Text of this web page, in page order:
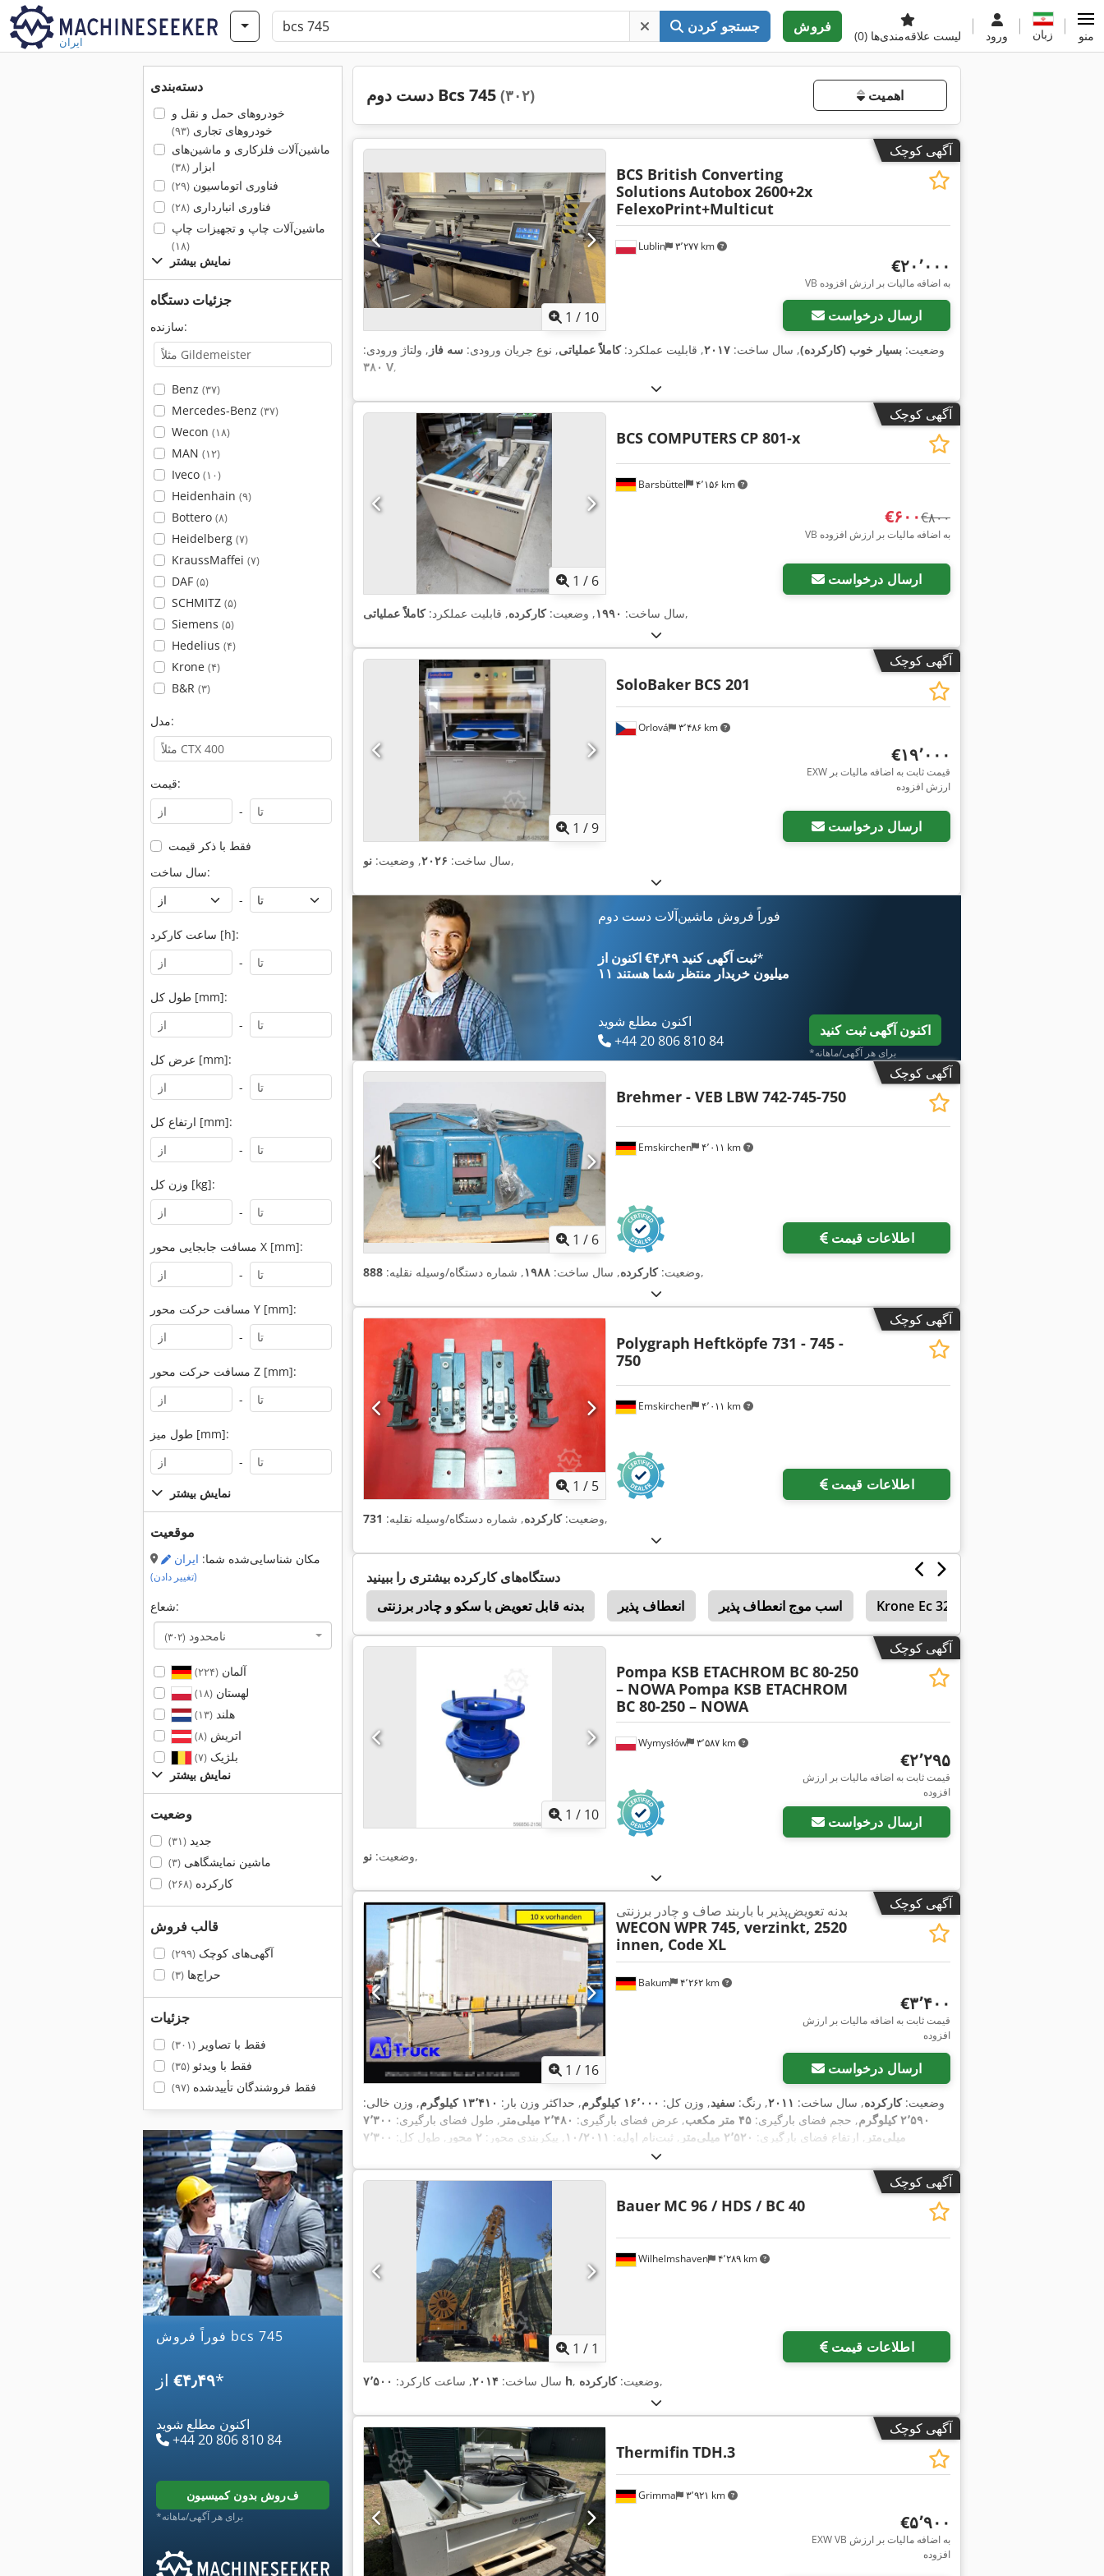
ایران
جستجو کردن فروش
لیست علاقه‌مندی‌ها (0) ورود زبان منو
دسته‌بندی
خودروهای حمل و نقل و
خودروهای تجاری(۹۳)
ماشین‌آلات فلزکاری و ماشین‌های
ابزار(۳۸)
فناوری اتوماسیون(۲۹)
فناوری انبارداری(۲۸)
ماشین‌آلات چاپ و تجهیزات چاپ
(۱۸)
نمایش بیشتر
جزئیات دستگاه
سازنده:
Benz (۳۷)
Mercedes-Benz (۳۷)
Wecon (۱۸)
MAN (۱۲)
Iveco (۱۰)
Heidenhain (۹)
Bottero (۸)
Heidelberg (۷)
KraussMaffei (۷)
DAF (۵)
SCHMITZ (۵)
Siemens (۵)
Hedelius (۴)
Krone (۴)
B&R (۳)
مدل:
قیمت:
-
فقط با ذکر قیمت
سال ساخت:
-
ساعت کارکرد [h]:
-
طول کل [mm]:
-
عرض کل [mm]:
-
ارتفاع کل [mm]:
-
وزن کل [kg]:
-
مسافت جابجایی محور X [mm]:
-
مسافت حرکت محور Y [mm]:
-
مسافت حرکت محور Z [mm]:
-
طول میز [mm]:
-
نمایش بیشتر
موقعیت
مکان شناسایی‌شده شما: ایران
(تغییر دادن)
شعاع:
نامحدود (۳۰۲)
آلمان(۲۲۴)
لهستان(۱۸)
هلند(۱۳)
اتریش(۸)
بلژیک(۷)
نمایش بیشتر
وضعیت
جدید(۳۱)
ماشین نمایشگاهی(۳)
کارکرده(۲۶۸)
قالب فروش
آگهی‌های کوچک(۲۹۹)
حراج‌ها(۳)
جزئیات
فقط با تصاویر(۳۰۱)
فقط با ویدئو(۳۵)
فقط فروشندگان تأییدشده(۹۷)
فوراً فروش bcs 745
‎€۴٫۴۹*
اکنون مطلع شوید
+44 20 806 810 84
فروش بدون کمیسیون
*برای هر آگهی/ماهانه
دست دوم Bcs 745 (۳۰۲) اهمیت
آگهی کوچک
1 / 10
Lublin ۳٬۲۷۷ km
BCS British Converting
SolutionsAutobox 2600+2x
FelexoPrint+Multicut
‎€۲۰٬۰۰۰
VB به اضافه مالیات بر ارزش افزوده
ارسال درخواست
وضعیت: بسیار خوب (کارکرده), سال ساخت: ۲۰۱۷, قابلیت عملکرد:کاملاً عملیاتی, نوع جریان ورودی: سه فاز , ولتاژ ورودی:
۳۸۰ V,
آگهی کوچک
1 / 6
Barsbüttel ۴٬۱۵۶ km
BCS COMPUTERS CP 801-x
‎€۶۰۰‎€۸۰۰
VB به اضافه مالیات بر ارزش افزوده
ارسال درخواست
سال ساخت: ۱۹۹۰, وضعیت:کارکرده, قابلیت عملکرد:کاملاً عملیاتی ,
آگهی کوچک
1 /9
Orlová ۳٬۴۸۶ km
SoloBaker BCS 201
‎€۱۹٬۰۰۰
EXW قیمت ثابت به اضافه مالیات بر
ارزش افزوده
ارسال درخواست
سال ساخت: ۲۰۲۶, وضعیت: نو ,
فوراً فروش ماشین‌آلات دست دوم
اکنون از ‎€۴٫۴۹ ثبت آگهی کنید*
۱۱ میلیون خریدار منتظر شما هستند
اکنون مطلع شوید
+44 20 806 810 84
اکنون آگهی ثبت کنید
*برای هر آگهی/ماهانه
آگهی کوچک
1 / 6
Emskirchen ۴٬۰۱۱ km
Brehmer - VEB LBW 742-745-750
اطلاعات قیمت
وضعیت:کارکرده, سال ساخت: ۱۹۸۸, شماره دستگاه/وسیله نقلیه: 888 ,
آگهی کوچک
1 / 5
Emskirchen ۴٬۰۱۱ km
Polygraph Heftköpfe 731 - 745 -
750
اطلاعات قیمت
وضعیت:کارکرده, شماره دستگاه/وسیله نقلیه: 731 ,
دستگاه‌های کارکرده بیشتری را ببینید
بدنه قابل تعویض با سکو و چادر برزنتی
انعطاف پذیر اسب موج انعطاف پذیر Krone Ec 320
International 1700
آگهی کوچک
1 / 10
Wymysłów ۳٬۵۸۷ km
Pompa KSB ETACHROM BC 80-250
– NOWA Pompa KSB ETACHROM
BC 80-250 – NOWA
‎€۲٬۲۹۵
قیمت ثابت به اضافه مالیات بر ارزش
افزوده
ارسال درخواست
وضعیت: نو ,
آگهی کوچک
1 / 16
Bakum ۴٬۲۶۲ km
بدنه تعویض‌پذیر با باربند صاف و چادر برزنتی
WECON WPR 745, verzinkt, 2520
innen, Code XL
‎€۳٬۴۰۰
قیمت ثابت به اضافه مالیات بر ارزش
افزوده
ارسال درخواست
وضعیت:کارکرده, سال ساخت: ۲۰۱۱, رنگ: سفید, وزن کل: ۱۶٬۰۰۰ کیلوگرم , حداکثر وزن بار: ۱۳٬۴۱۰ کیلوگرم
, وزن خالی:
۲٬۵۹۰ کیلوگرم
, حجم فضای بارگیری: ۴۵ متر مکعب , عرض فضای بارگیری: ۲٬۴۸۰ میلی‌متر , طول فضای بارگیری: ۷٬۳۰۰
میلی‌متر , ارتفاع فضای بارگیری: ۲٬۵۲۰ میلی‌متر , ثبت‌نام اولیه: ۱۰/۲۰۱۱ , پیکربندی محور: ۲ محور , طول کل: ۷٬۳۰۰
, کابین راننده:
آگهی کوچک
1 / 1
Wilhelmshaven ۴٬۲۸۹ km
Bauer MC 96 / HDS / BC 40
اطلاعات قیمت
سال ساخت: ۲۰۱۴, ساعت کارکرد: ۷٬۵۰۰ h , وضعیت:کارکرده ,
آگهی کوچک
Grimma ۳٬۹۲۱ km
Thermifin TDH.3
‎€۵٬۹۰۰
EXW VB به اضافه مالیات بر ارزش
افزوده